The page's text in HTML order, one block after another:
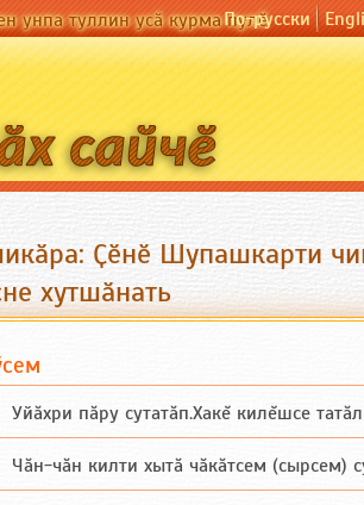
унпа туллин усӑ курма пулӗПо-русски
Ҫӗнӗ Шупашкарти
хутшӑнать
Уйăхри пăру сутатăп.Хакĕ килĕшсе
Чăн-чăн килти хытă чăкăтсем (сырсем)